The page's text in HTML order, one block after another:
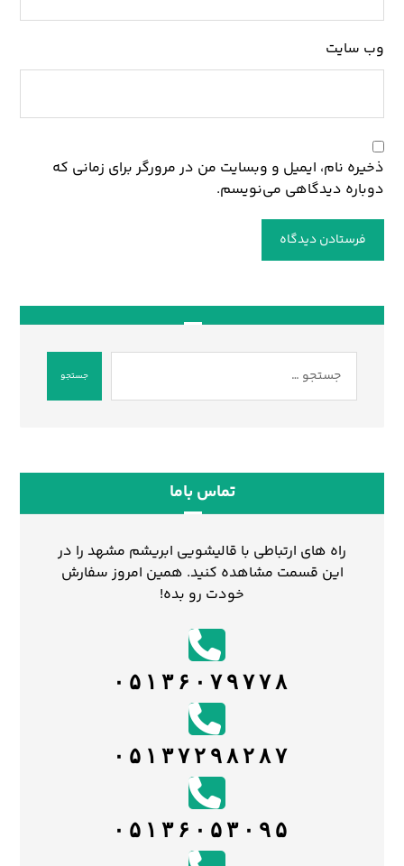
وب‌ سایت
ذخیره نام، ایمیل و وبسایت من در مرورگر برای زمانی که
دوباره دیدگاهی می‌نویسم.
فرستادن دیدگاه
جستجو
تماس باما
راه های ارتباطی با قالیشویی ابریشم مشهد را در
این قسمت مشاهده کنید. همین امروز سفارش
خودت رو بده!
۰۵۱۳۶۰۷۹۷۷۸
۰۵۱۳۷۲۹۸۲۸۷
۰۵۱۳۶۰۵۳۰۹۵